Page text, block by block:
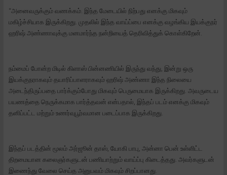
“அனைவருக்கும் வணக்கம். இந்த மேடையில் நிற்பது எனக்கு மிகவும்
மகிழ்ச்சியாக இருக்கிறது. முதலில் இந்த வாய்ப்பை எனக்கு வழங்கிய இயக்குநர்
ஹரிஷ் அண்ணாவுக்கு மனமார்ந்த நன்றியைத் தெரிவித்துக் கொள்கிறேன்.
நம்மைப் போன்ற மிடில் கிளாஸ் பின்னணியில் இருந்து வந்து, இன்று ஒரு
இயக்குநராகவும் தயாரிப்பாளராகவும் ஹரிஷ் அண்ணா இந்த நிலையை
அடைந்திருப்பதை பார்க்கும்போது மிகவும் பெருமையாக இருக்கிறது. அவருடைய
பயணத்தை நெருக்கமாக பார்த்தவன் என்பதால், இந்தப் படம் எனக்கு மிகவும்
தனிப்பட்ட மற்றும் உணர்வுபூர்வமான படைப்பாக இருக்கிறது.
இந்தப் படத்தின் மூலம் அர்ஜூன் தாஸ், யோகி பாபு, அன்னா பென் உள்ளிட்ட
திறமையான கலைஞர்களுடன் பணியாற்றும் வாய்ப்பு கிடைத்தது. அவர்களுடன்
இணைந்து வேலை செய்த அனுபவம் மிகவும் சிறப்பானது.